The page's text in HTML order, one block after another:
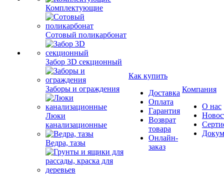
Комплектующие
Сотовый поликарбонат
Забор 3D секционный
Заборы и ограждения
Люки
канализационные
Ведра, тазы
Как купить
Доставка
Оплата
Гарантия
Возврат
товара
Онлайн-
заказ
Компания
О нас